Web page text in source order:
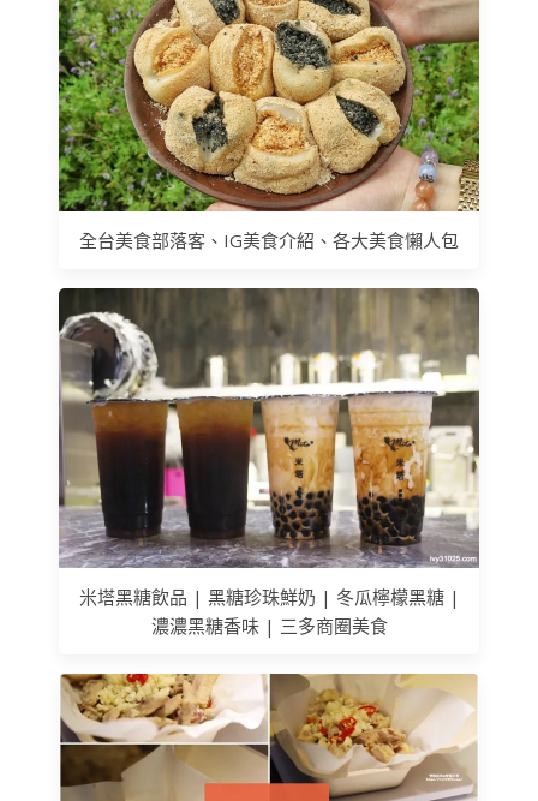
全台美食部落客、IG美食介紹、各大美食懶人包
米塔黑糖飲品 | 黑糖珍珠鮮奶 | 冬瓜檸檬黑糖 |
濃濃黑糖香味 | 三多商圈美食